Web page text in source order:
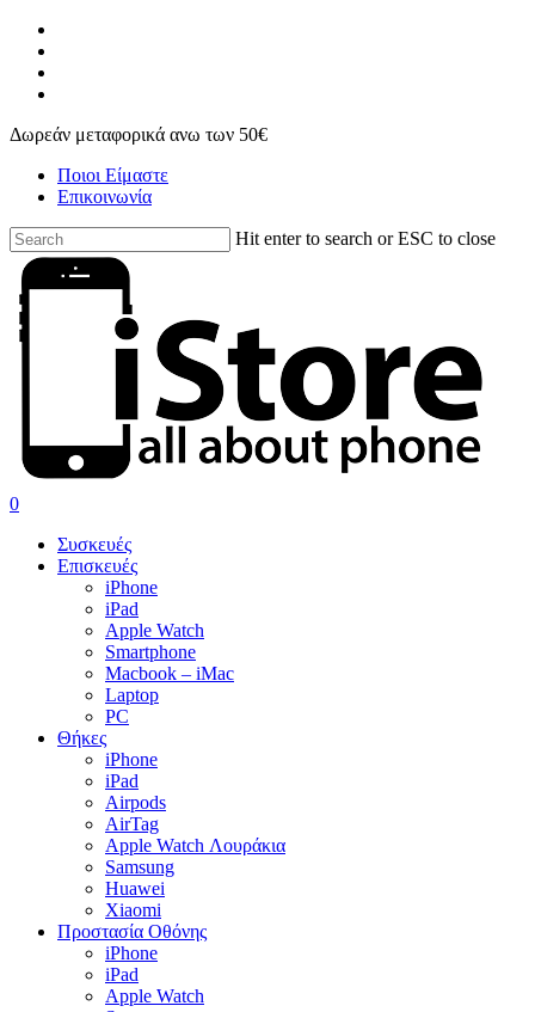
Skip
main
content
Δωρεάν μεταφορικά ανω των 50€
Ποιοι Είμαστε
Επικοινωνία
Hit enter to search or ESC to close
Close
Search
search
account
0
Συσκευές
Επισκευές
iPhone
iPad
Apple Watch
Smartphone
Macbook – iMac
Laptop
PC
Θήκες
iPhone
iPad
Airpods
AirTag
Apple Watch Λουράκια
Samsung
Huawei
Xiaomi
Προστασία Οθόνης
iPhone
iPad
Apple Watch